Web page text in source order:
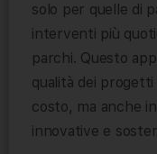
solo per quelle di
interventi più
parchi. Questo
qualità dei progetti
costo, ma anche
innovative e